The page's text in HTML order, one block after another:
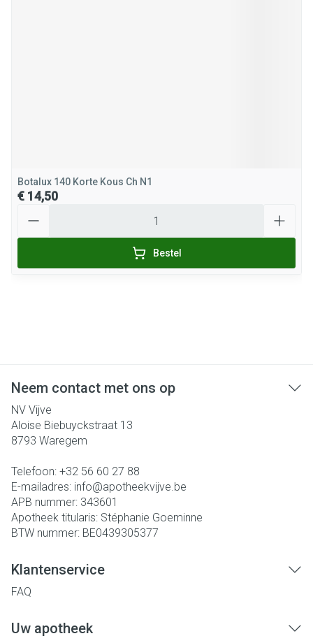
Botalux 140 Korte Kous Ch N1
€ 14,50
Bestel
Neem contact met ons op
NV Vijve
Aloise Biebuyckstraat 13
8793 Waregem
Telefoon: +32 56 60 27 88
E-mailadres: info@apotheekvijve.be
APB nummer: 343601
Apotheek titularis: Stéphanie Goeminne
BTW nummer: BE0439305377
Klantenservice
FAQ
Uw apotheek